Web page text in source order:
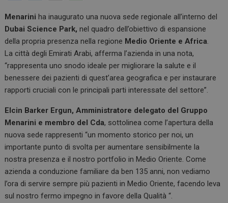
ce
b
o
o
k
ke
dI
n
at
s
A
p
p
Menarini ha inaugurato una nuova sede regionale all’interno del
Dubai Science Park, nel quadro dell’obiettivo di espansione
della propria presenza nella regione Medio Oriente e Africa.
La città degli Emirati Arabi, afferma l’azienda in una nota,
“rappresenta uno snodo ideale per migliorare la salute e il
benessere dei pazienti di quest’area geografica e per instaurare
rapporti cruciali con le principali parti interessate del settore”.
Elcin Barker Ergun, Amministratore delegato del Gruppo
Menarini e membro del Cda, sottolinea come l’apertura della
nuova sede rappresenti “un momento storico per noi, un
importante punto di svolta per aumentare sensibilmente la
nostra presenza e il nostro portfolio in Medio Oriente. Come
azienda a conduzione familiare da ben 135 anni, non vediamo
l’ora di servire sempre più pazienti in Medio Oriente, facendo leva
sul nostro fermo impegno in favore della Qualità “.